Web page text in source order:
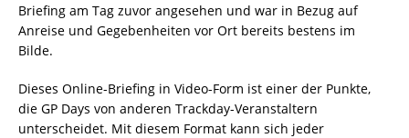
Briefing am Tag zuvor angesehen und war in Bezug auf
Anreise und Gegebenheiten vor Ort bereits bestens im
Bilde.
Dieses Online-Briefing in Video-Form ist einer der Punkte,
die GP Days von anderen Trackday-Veranstaltern
unterscheidet. Mit diesem Format kann sich jeder